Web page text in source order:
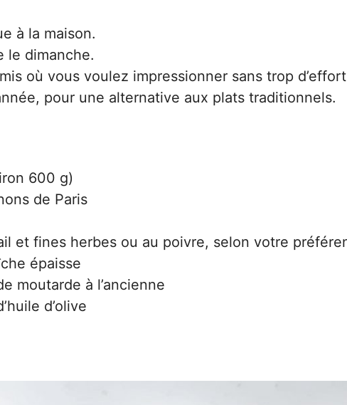
à la maison.
le dimanche.
où vous voulez impressionner sans trop
pour une alternative aux plats traditionnels.
600 g)
de Paris
et fines herbes ou au poivre, selon votre
épaisse
moutarde à l’ancienne
d’olive